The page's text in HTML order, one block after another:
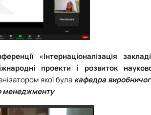
«Інтернаціоналізація
проекти і розвиток
якої була кафедра
менеджменту